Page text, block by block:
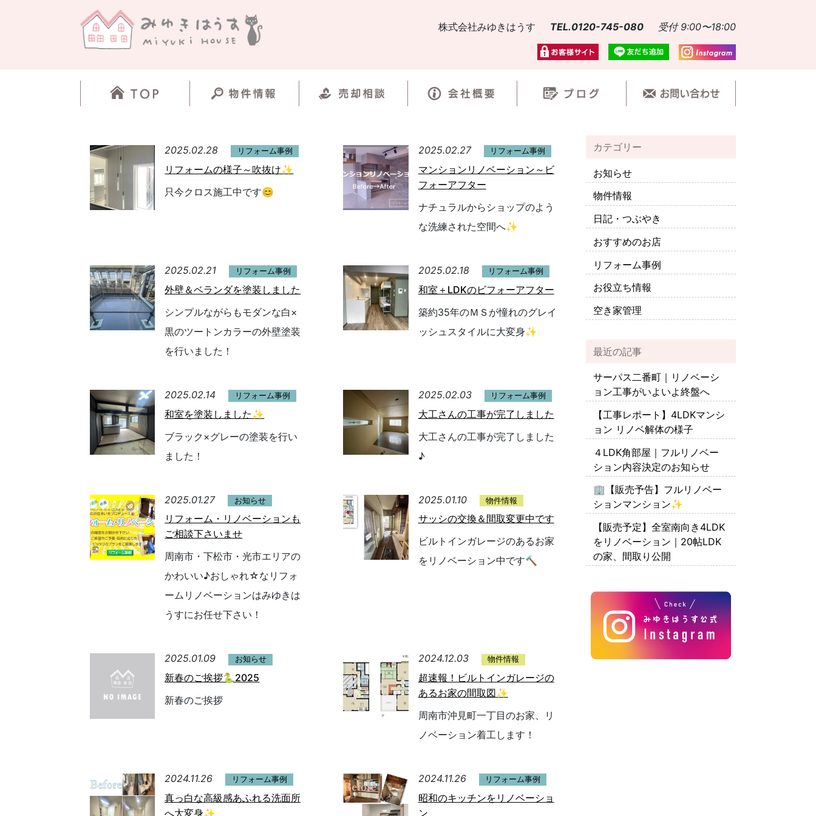
株式会社みゆきはうす TEL.0120-745-080 受付 9:00〜18:00
2025.02.28 リフォーム事例
リフォームの様子～吹抜け✨
只今クロス施工中です😊
2025.02.27 リフォーム事例
マンションリノベーション～ビ
フォーアフター
ナチュラルからショップのよう
な洗練された空間へ✨
2025.02.21 リフォーム事例
外壁＆ベランダを塗装しました
シンプルながらもモダンな白×
黒のツートンカラーの外壁塗装
を行いました！
2025.02.18 リフォーム事例
和室＋LDKのビフォーアフター
築約35年のＭＳが憧れのグレイ
ッシュスタイルに大変身✨
2025.02.14 リフォーム事例
和室を塗装しました✨
ブラック×グレーの塗装を行い
ました！
2025.02.03 リフォーム事例
大工さんの工事が完了しました
大工さんの工事が完了しました
♪
2025.01.27 お知らせ
リフォーム・リノベーションも
ご相談下さいませ
周南市・下松市・光市エリアの
かわいい♪おしゃれ☆なリフォ
ームリノベーションはみゆきは
うすにお任せ下さい！
2025.01.10 物件情報
サッシの交換＆間取変更中です
ビルトインガレージのあるお家
をリノベーション中です🔨
2025.01.09 お知らせ
新春のご挨拶🐍2025
新春のご挨拶
2024.12.03 物件情報
超速報！ビルトインガレージの
あるお家の間取図✨
周南市沖見町一丁目のお家、リ
ノベーション着工します！
2024.11.26 リフォーム事例
真っ白な高級感あふれる洗面所
へ大変身✨
2024.11.26 リフォーム事例
昭和のキッチンをリノベーショ
ン
カテゴリー
お知らせ
物件情報
日記・つぶやき
おすすめのお店
リフォーム事例
お役立ち情報
空き家管理
最近の記事
サーパス二番町｜リノベーシ
ョン工事がいよいよ終盤へ
【工事レポート】4LDKマンシ
ョン リノベ解体の様子
４LDK角部屋｜フルリノベー
ション内容決定のお知らせ
🏢【販売予告】フルリノベー
ションマンション✨
【販売予定】全室南向き4LDK
をリノベーション｜20帖LDK
の家、間取り公開